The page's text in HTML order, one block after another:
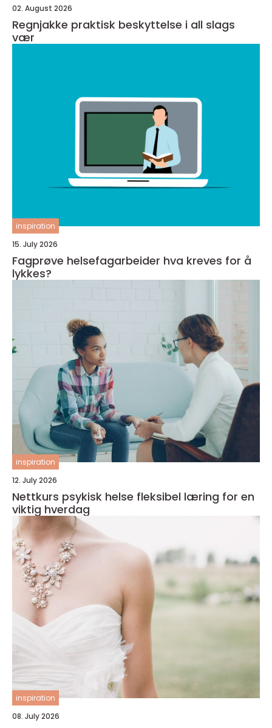
02. August 2026
Regnjakke praktisk beskyttelse i all slags
vær
inspiration
15. July 2026
Fagprøve helsefagarbeider hva kreves for å
lykkes?
inspiration
12. July 2026
Nettkurs psykisk helse fleksibel læring for en
viktig hverdag
inspiration
08. July 2026